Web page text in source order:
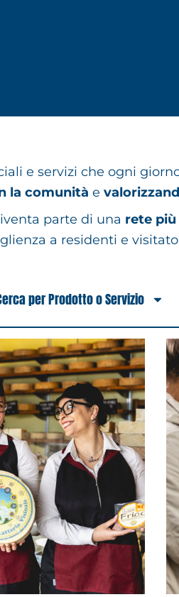
e servizi che ogni
la comunità e
parte di una rete
a residenti e
per Prodotto o Servizio